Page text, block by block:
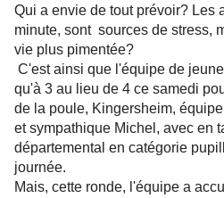
Qui a envie de tout prévoir? Les
minute, sont sources de stress,
vie plus pimentée?
C'est ainsi que l'équipe de
qu'à 3 au lieu de 4 ce samedi
de la poule, Kingersheim,
et sympathique Michel, avec en
départemental en catégorie
journée.
Mais, cette ronde, l'équipe a